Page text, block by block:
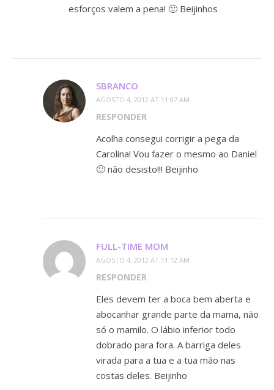
esforços valem a pena! 🙂 Beijinhos
SBRANCO
AGOSTO 4, 2012 AT 11:07 AM
RESPONDER
Acolha consegui corrigir a pega da
Carolina! Vou fazer o mesmo ao Daniel
🙂 não desisto!!! Beijinho
FULL-TIME MOM
AGOSTO 4, 2012 AT 11:12 AM
RESPONDER
Eles devem ter a boca bem aberta e
abocanhar grande parte da mama, não
só o mamilo. O lábio inferior todo
dobrado para fora. A barriga deles
virada para a tua e a tua mão nas
costas deles. Beijinho